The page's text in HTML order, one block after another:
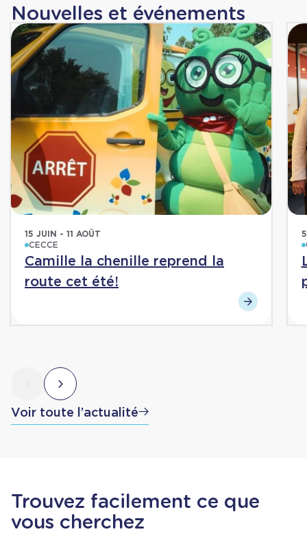
Nouvelles et événements
15 JUIN - 11 AOÛT
CECCE
Camille la chenille reprend la
route cet été!
Voir toute l’actualité
Trouvez facilement ce que
vous cherchez